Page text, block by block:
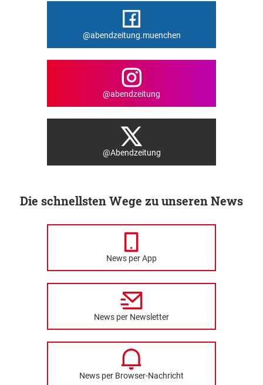
@abendzeitung.muenchen
@abendzeitung
@Abendzeitung
Die schnellsten Wege zu unseren News
News per App
News per Newsletter
News per Browser-Nachricht